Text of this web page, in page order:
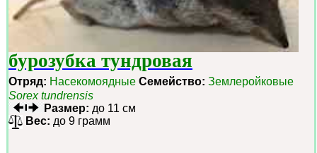
бурозубка тундровая
Отряд: Насекомоядные Семейство: Землеройковые
Sorex tundrensis
Размер: до 11 см
Вес: до 9 грамм